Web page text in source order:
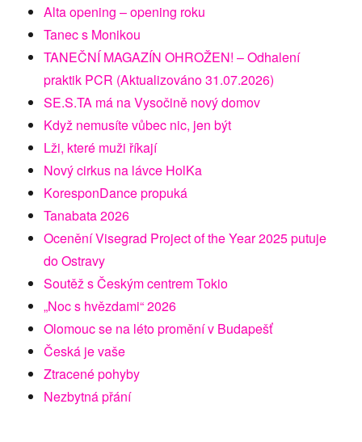
Alta opening – opening roku
Tanec s Monikou
TANEČNÍ MAGAZÍN OHROŽEN! – Odhalení
praktik PCR (Aktualizováno 31.07.2026)
SE.S.TA má na Vysočině nový domov
Když nemusíte vůbec nic, jen být
Lži, které muži říkají
Nový cirkus na lávce HolKa
KoresponDance propuká
Tanabata 2026
Ocenění Visegrad Project of the Year 2025 putuje
do Ostravy
Soutěž s Českým centrem Tokio
„Noc s hvězdami“ 2026
Olomouc se na léto promění v Budapešť
Česká je vaše
Ztracené pohyby
Nezbytná přání